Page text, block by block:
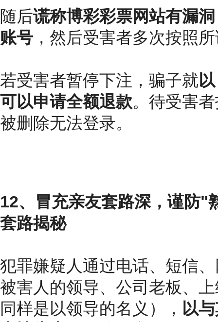
随后谎称博彩彩票网站有漏洞
账号 ，然后受害者多次按照
若受害者暂停下注，骗子就
可以申请全额退款。待受害
被删除无法登录。
12、冒充亲友套路深，谨防"
套路揭秘
犯罪嫌疑人通过电话、短信
被害人的领导、公司老板、
同样是以领导的名义）， 以